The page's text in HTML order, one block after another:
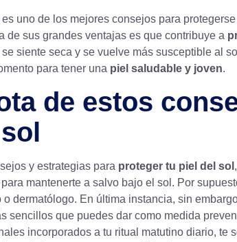
es uno de los mejores consejos para
de sus grandes ventajas es que contribuye a
siente seca y se vuelve más susceptible al
para tener una piel saludable y joven.
de estos
y estrategias para proteger tu piel del sol
mantenerte a salvo bajo el sol. Por
dermatólogo. En última instancia, sin
sencillos que puedes dar como medida
incorporados a tu ritual matutino diario, te